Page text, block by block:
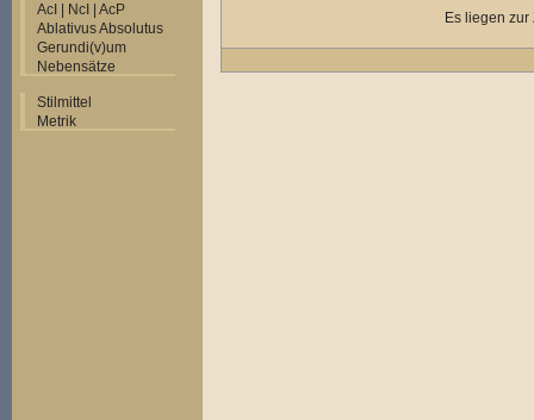
AcI | NcI | AcP
Ablativus Absolutus
Gerundi(v)um
Nebensätze
Stilmittel
Metrik
Es liegen